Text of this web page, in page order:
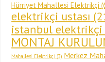
Hürriyet Mahallesi Elektrikçi
elektrikçi ustası
istanbul elektrikçi
MONTAJ
Mahallesi Elektrikçi (3) Merkez